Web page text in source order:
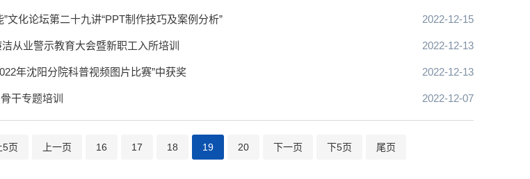
文化论坛第二十九讲“PPT制作技巧及案例分析” 2022-12-15
从业警示教育大会暨新职工入所培训 2022-12-13
年沈阳分院科普视频图片比赛”中获奖 2022-12-13
干专题培训 2022-12-07
5页 上一页 16 17 18 19 20 下一页 下5页 尾页